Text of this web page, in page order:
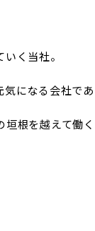
く当社。
になる会社であ
根を越えて働く